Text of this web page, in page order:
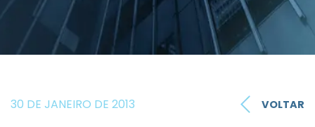
30 DE JANEIRO DE 2013 VOLTAR